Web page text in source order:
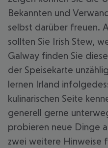
Bekannten und
selbst darüber freuen.
sollten Sie Irish Stew,
Galway finden Sie
der Speisekarte
lernen Irland
kulinarischen Seite
generell gerne
probieren neue Dinge
zwei weitere Hinweise